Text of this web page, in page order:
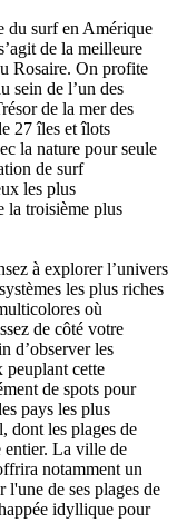
du surf en Amérique
de la meilleure
Rosaire. On profite
sein de l’un des
de la mer des
27 îles et îlots
la nature pour seule
de surf
les plus
la troisième plus
à explorer l’univers
les plus riches
où
de côté votre
d’observer les
peuplant cette
de spots pour
pays les plus
dont les plages de
entier. La ville de
notamment un
l'une de ses plages de
idyllique pour